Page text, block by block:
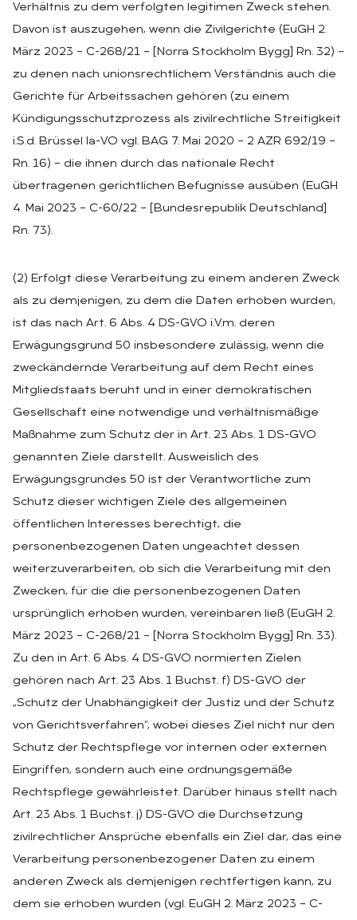
Verhältnis zu dem verfolgten legitimen Zweck stehen.
Davon ist auszugehen, wenn die Zivilgerichte (EuGH 2.
März 2023 – C-268/21 – [Norra Stockholm Bygg] Rn. 32) –
zu denen nach unionsrechtlichem Verständnis auch die
Gerichte für Arbeitssachen gehören (zu einem
Kündigungsschutzprozess als zivilrechtliche Streitigkeit
i.S.d. Brüssel Ia-VO vgl. BAG 7. Mai 2020 – 2 AZR 692/19 –
Rn. 16) – die ihnen durch das nationale Recht
übertragenen gerichtlichen Befugnisse ausüben (EuGH
4. Mai 2023 – C-60/22 – [Bundesrepublik Deutschland]
Rn. 73).
(2) Erfolgt diese Verarbeitung zu einem anderen Zweck
als zu demjenigen, zu dem die Daten erhoben wurden,
ist das nach Art. 6 Abs. 4 DS-GVO i.V.m. deren
Erwägungsgrund 50 insbesondere zulässig, wenn die
zweckändernde Verarbeitung auf dem Recht eines
Mitgliedstaats beruht und in einer demokratischen
Gesellschaft eine notwendige und verhältnismäßige
Maßnahme zum Schutz der in Art. 23 Abs. 1 DS-GVO
genannten Ziele darstellt. Ausweislich des
Erwägungsgrundes 50 ist der Verantwortliche zum
Schutz dieser wichtigen Ziele des allgemeinen
öffentlichen Interesses berechtigt, die
personenbezogenen Daten ungeachtet dessen
weiterzuverarbeiten, ob sich die Verarbeitung mit den
Zwecken, für die die personenbezogenen Daten
ursprünglich erhoben wurden, vereinbaren ließ (EuGH 2.
März 2023 – C-268/21 – [Norra Stockholm Bygg] Rn. 33).
Zu den in Art. 6 Abs. 4 DS-GVO normierten Zielen
gehören nach Art. 23 Abs. 1 Buchst. f) DS-GVO der
„Schutz der Unabhängigkeit der Justiz und der Schutz
von Gerichtsverfahren“, wobei dieses Ziel nicht nur den
Schutz der Rechtspflege vor internen oder externen
Eingriffen, sondern auch eine ordnungsgemäße
Rechtspflege gewährleistet. Darüber hinaus stellt nach
Art. 23 Abs. 1 Buchst. j) DS-GVO die Durchsetzung
zivilrechtlicher Ansprüche ebenfalls ein Ziel dar, das eine
Verarbeitung personenbezogener Daten zu einem
anderen Zweck als demjenigen rechtfertigen kann, zu
dem sie erhoben wurden (vgl. EuGH 2. März 2023 – C-